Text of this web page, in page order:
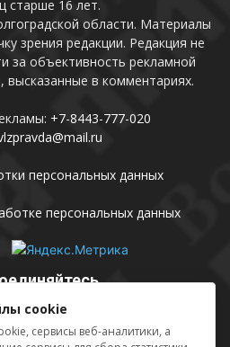
старше 16 лет.
области. Материалы
зрения редакции. Редакция не
за объективность рекламной
в комментариях.
+7-8443-777-020
персональных данных
персональных данных
cookie
сервисы веб-аналитики, а